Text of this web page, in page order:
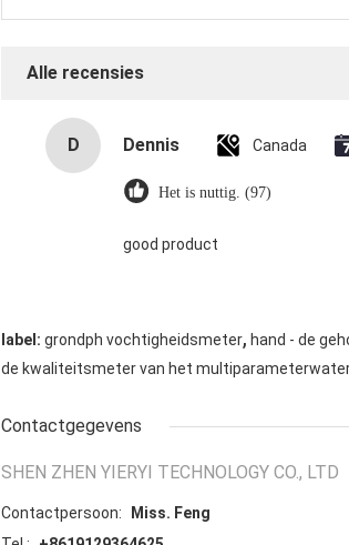
Alle recensies
D Dennis Canada
Het is nuttig. (97)
good product
label: grondph vochtigheidsmeter, hand - de
de kwaliteitsmeter van het
Contactgegevens
SHEN ZHEN YIERYI TECHNOLOGY CO., LTD
Contactpersoon:
Miss. Feng